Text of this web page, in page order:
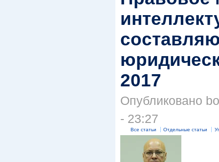
2017
Опубликовано
- 23:27
Все статьи Отдельные статьи